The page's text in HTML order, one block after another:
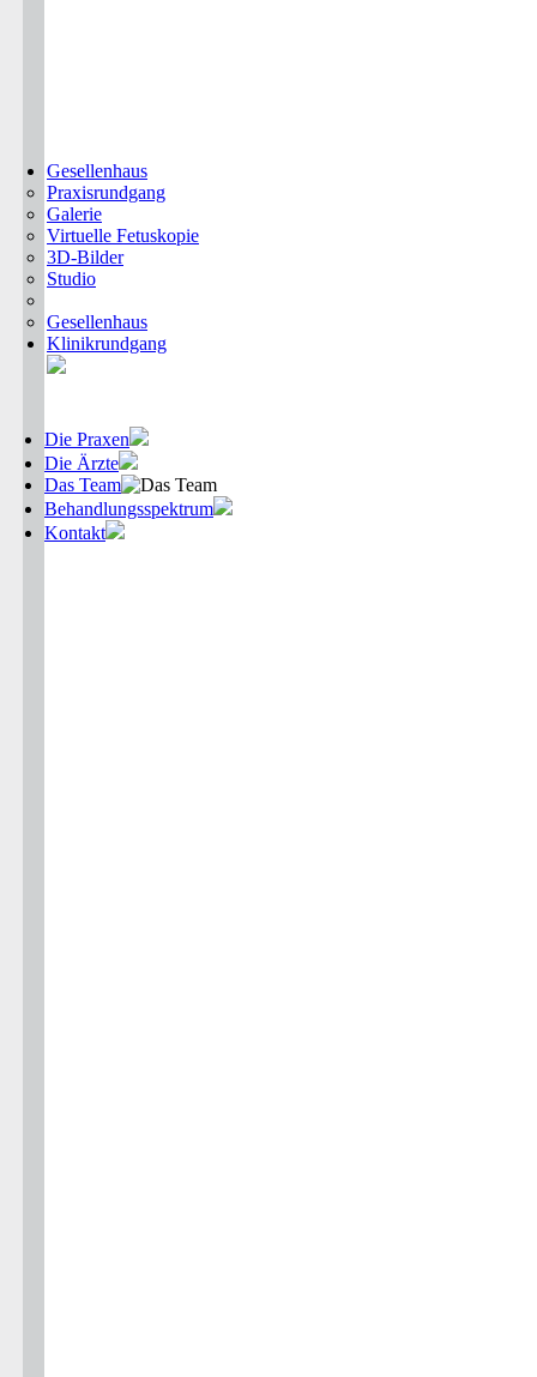
Gesellenhaus
Praxisrundgang
Galerie
Virtuelle Fetuskopie
3D-Bilder
Studio
Gesellenhaus
Klinikrundgang
Die Praxen
Die Ärzte
Das Team
Behandlungsspektrum
Kontakt